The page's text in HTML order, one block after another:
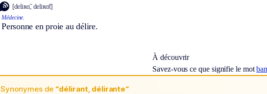
[deliʀɑ̃, deliʀɑ̃t]
Médecine.
Personne en proie au délire.
À découvrir
Savez-vous ce que signifie le mot
Synonymes de “délirant, délirante“